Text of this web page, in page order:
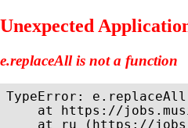
Unexpected
e.replaceAll is not a function
TypeError:
at https://
at ru (https://